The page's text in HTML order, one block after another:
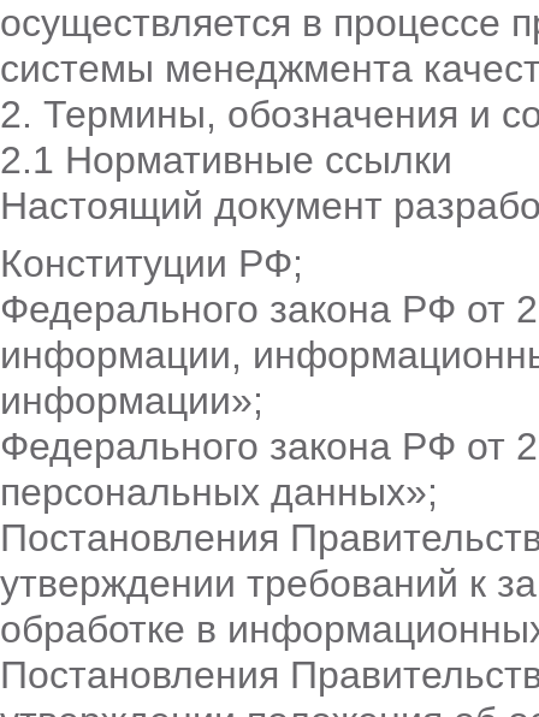
осуществляется в процессе
системы менеджмента
2. Термины, обозначения и
2.1 Нормативные ссылки
Настоящий документ
Конституции РФ;
Федерального закона РФ
информации,
информации»;
Федерального закона РФ
персональных данных»;
Постановления
утверждении требований к
обработке в
Постановления